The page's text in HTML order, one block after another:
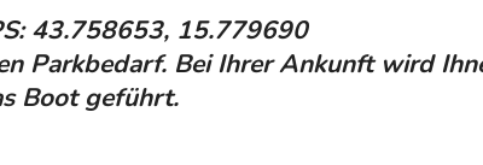
43.758653, 15.779690
Parkbedarf. Bei Ihrer Ankunft wird
Boot geführt.